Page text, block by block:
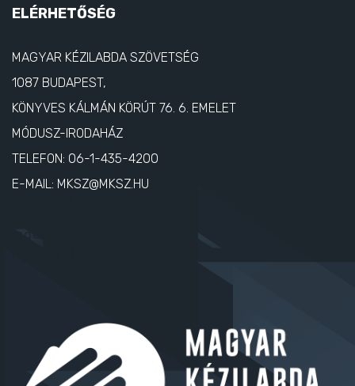
ELÉRHETŐSÉG
MAGYAR KÉZILABDA SZÖVETSÉG
1087 BUDAPEST,
KÖNYVES KÁLMÁN KÖRÚT 76. 6. EMELET
MÓDUSZ-IRODAHÁZ
TELEFON: 06-1-435-4200
E-MAIL: MKSZ@MKSZ.HU